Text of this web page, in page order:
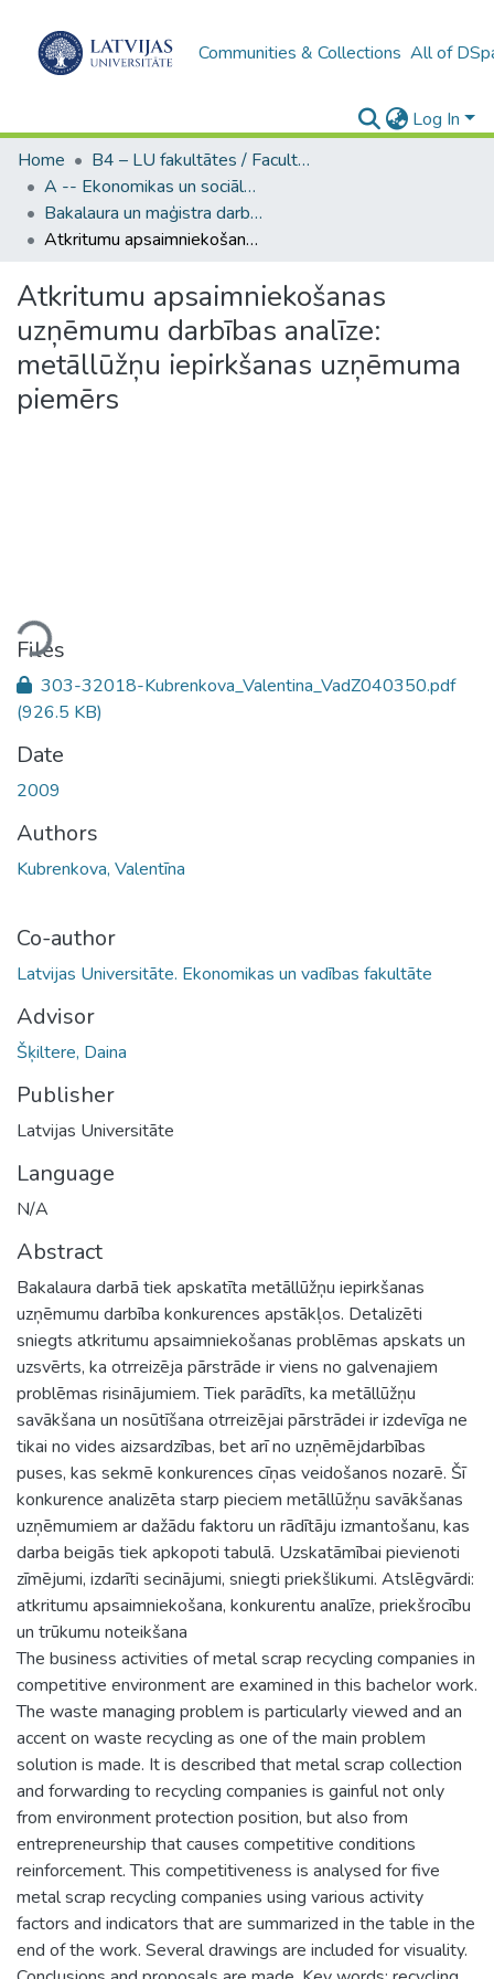
Communities & Collections All of
Log In
Home
B4 – LU fakultātes / Faculties of the UL
A -- Ekonomikas un sociālo zinātņu fakultāte / Faculty of Economics and Social Sciences
Bakalaura un maģistra darbi (ESZF) / Bachelor's and Master's theses
Atkritumu apsaimniekošanas uzņēmumu darbības analīze: metāllūžņu iepirkšanas uzņēmuma piemērs
Atkritumu apsaimniekošanas
uzņēmumu darbības analīze:
metāllūžņu iepirkšanas uzņēmuma
piemērs
Files
303-32018-Kubrenkova_Valentina_VadZ040350.pdf
(926.5 KB)
Date
2009
Authors
Kubrenkova, Valentīna
Co-author
Latvijas Universitāte. Ekonomikas un vadības fakultāte
Advisor
Šķiltere, Daina
Publisher
Latvijas Universitāte
Language
N/A
Abstract
Bakalaura darbā tiek apskatīta metāllūžņu iepirkšanas
uzņēmumu darbība konkurences apstākļos. Detalizēti
sniegts atkritumu apsaimniekošanas problēmas apskats un
uzsvērts, ka otrreizēja pārstrāde ir viens no galvenajiem
problēmas risinājumiem. Tiek parādīts, ka metāllūžņu
savākšana un nosūtīšana otrreizējai pārstrādei ir izdevīga ne
tikai no vides aizsardzības, bet arī no uzņēmējdarbības
puses, kas sekmē konkurences cīņas veidošanos nozarē. Šī
konkurence analizēta starp pieciem metāllūžņu savākšanas
uzņēmumiem ar dažādu faktoru un rādītāju izmantošanu, kas
darba beigās tiek apkopoti tabulā. Uzskatāmībai pievienoti
zīmējumi, izdarīti secinājumi, sniegti priekšlikumi. Atslēgvārdi:
atkritumu apsaimniekošana, konkurentu analīze, priekšrocību
un trūkumu noteikšana
The business activities of metal scrap recycling companies in
competitive environment are examined in this bachelor work.
The waste managing problem is particularly viewed and an
accent on waste recycling as one of the main problem
solution is made. It is described that metal scrap collection
and forwarding to recycling companies is gainful not only
from environment protection position, but also from
entrepreneurship that causes competitive conditions
reinforcement. This competitiveness is analysed for five
metal scrap recycling companies using various activity
factors and indicators that are summarized in the table in the
end of the work. Several drawings are included for visuality.